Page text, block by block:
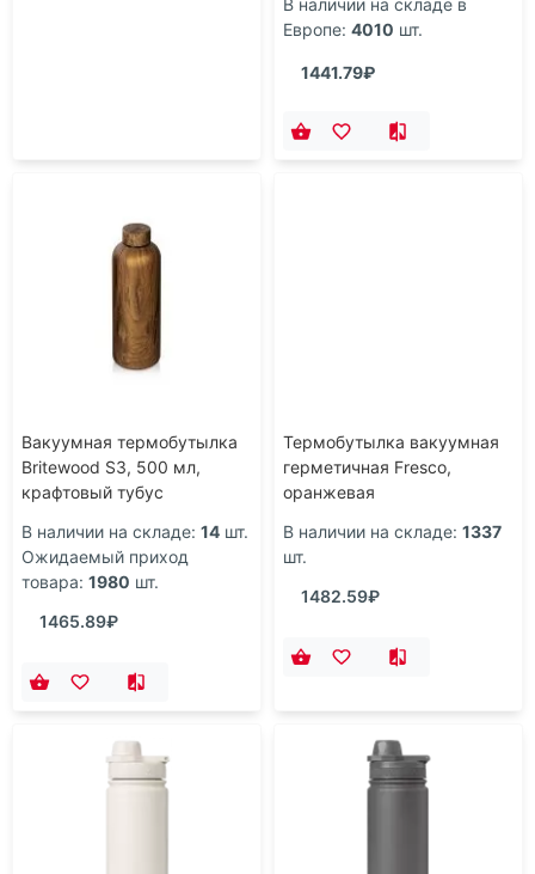
Европе: 4010 шт.
1441.79₽
Вакуумная термобутылка
Britewood S3, 500 мл,
крафтовый тубус
В наличии на складе: 14 шт.
Ожидаемый приход
товара: 1980 шт.
1465.89₽
Термобутылка вакуумная
герметичная Fresco,
оранжевая
В наличии на складе: 1337
шт.
1482.59₽